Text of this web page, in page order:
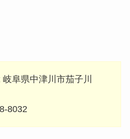
阜県中津川市茄子川
8032